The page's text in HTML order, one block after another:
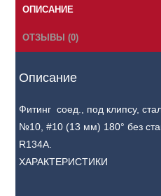
ОПИСАНИЕ
ОТЗЫВЫ (0)
Описание
Фитинг соед., под клипсу,
№10, #10 (13 мм) 180° без
R134A.
ХАРАКТЕРИСТИКИ